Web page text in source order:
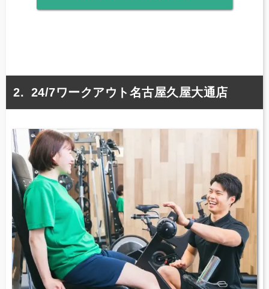
24/7ワークアウト名古屋久屋大通店